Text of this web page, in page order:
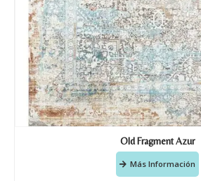
Old Fragment Azur
Más Información